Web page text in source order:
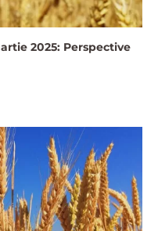
2025: Perspective